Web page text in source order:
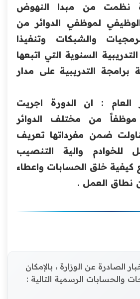
‏نظمت من مبدا النهوض
لموظفي الدوائر ‏من
والشبكات وتنفيذا
السنوية التي اتبعها
التدريبية على ‏مدار
العام : ان الدورة اجريت
(20) موظفاً ‏من مختلف الدوائر
ضمن مفرداتها تعريف
للخوادم والية التنصيب
كيفية خلق ‏الحسابات واعطاء
نطاق العمل .‏
الصادرة عن الوزارة ، بالإمكان
والحسابات الرسمية التالية :